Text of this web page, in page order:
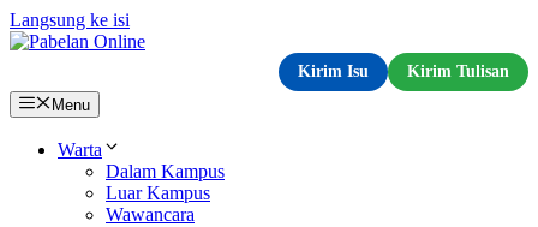
Langsung ke isi
Kirim Isu
Kirim Tulisan
Menu
Warta
Dalam Kampus
Luar Kampus
Wawancara